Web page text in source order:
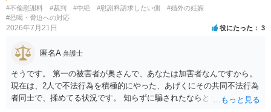
を入れる場合にも、「夫と不貞相手との間に限る」と対象を明確にす
べきです。 他方、不貞相手が夫から示談金を受け取る場合、その名目
や内容によっては、後に貴方が不貞相手へ慰謝料請求する際、不貞相
払を受けた」などと（その当否は別として）反論等されてこじれてし
求権への影響を明確にしておくことが重要です。示談金１８０万円の
妥当性については、中絶、精神的苦痛、通院・治療の有無、診断内
容、夫の説明内容、妊娠・中絶に至る経緯等によって変わります。中
#不倫慰謝料 #裁判 #中絶 #慰謝料請求したい側
#婚外の妊娠
#恐喝・脅迫への対応
2026年7月21日 役にたった 3
匿名A 弁護士
そうです。 第一の被害者が奥さんで、あなたは加害者なんですから。
現在は、2人で不法行為を積極的にやった、あげくにその共同不法行為
者同士で、揉めてる状況です。 知らずに騙されたならともか